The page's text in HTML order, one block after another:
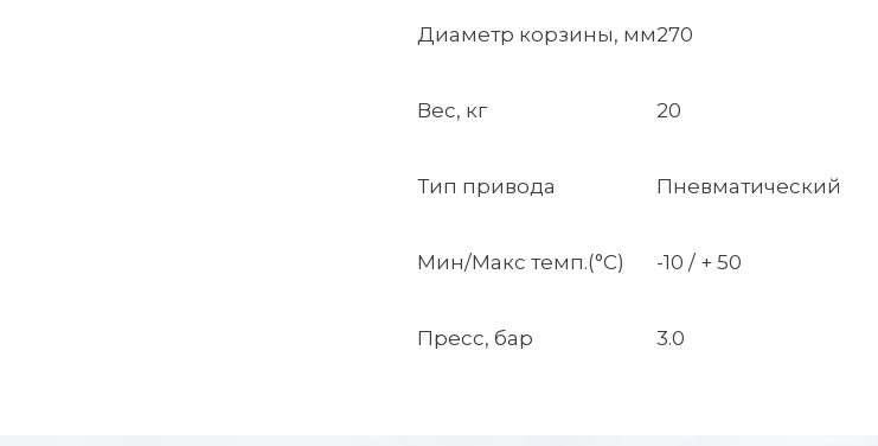
Диаметр корзины, мм270
Вес, кг 20
Тип привода Пневматический
Мин/Макс темп.(°C) -10 / + 50
Пресс, бар 3.0